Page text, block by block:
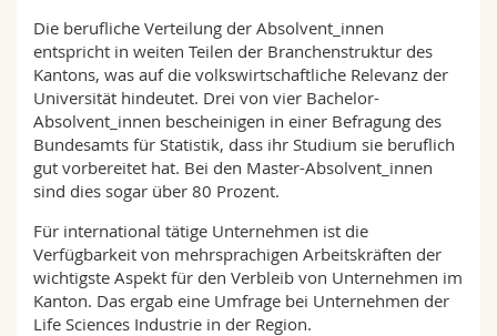
Die berufliche Verteilung der Absolvent_innen
entspricht in weiten Teilen der Branchenstruktur des
Kantons, was auf die volkswirtschaftliche Relevanz der
Universität hindeutet. Drei von vier Bachelor-
Absolvent_innen bescheinigen in einer Befragung des
Bundesamts für Statistik, dass ihr Studium sie beruflich
gut vorbereitet hat. Bei den Master-Absolvent_innen
sind dies sogar über 80 Prozent.
Für international tätige Unternehmen ist die
Verfügbarkeit von mehrsprachigen Arbeitskräften der
wichtigste Aspekt für den Verbleib von Unternehmen im
Kanton. Das ergab eine Umfrage bei Unternehmen der
Life Sciences Industrie in der Region.